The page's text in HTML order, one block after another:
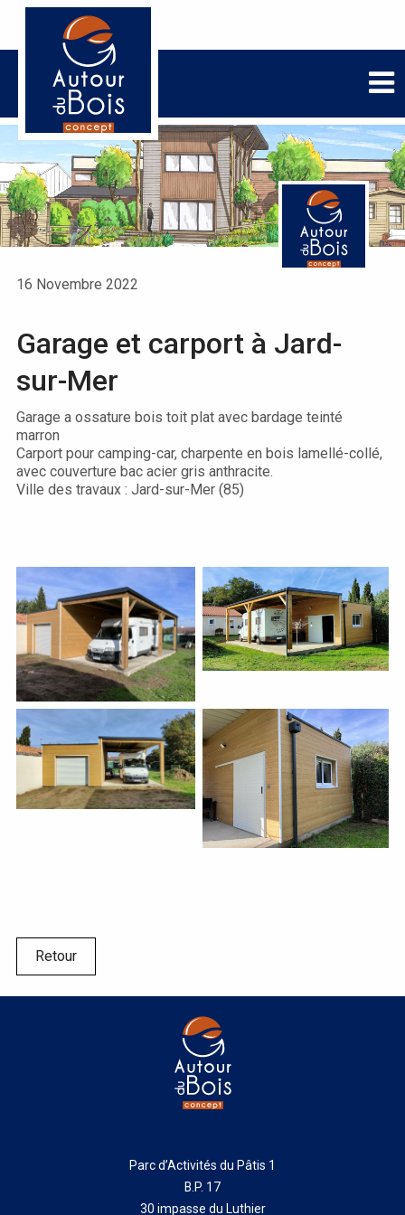
16 Novembre 2022
Garage et carport à Jard-
sur-Mer
Garage a ossature bois toit plat avec bardage teinté
marron
Carport pour camping-car, charpente en bois lamellé-collé,
avec couverture bac acier gris anthracite.
Ville des travaux : Jard-sur-Mer (85)
Retour
Parc d’Activités du Pâtis 1
B.P. 17
30 impasse du Luthier